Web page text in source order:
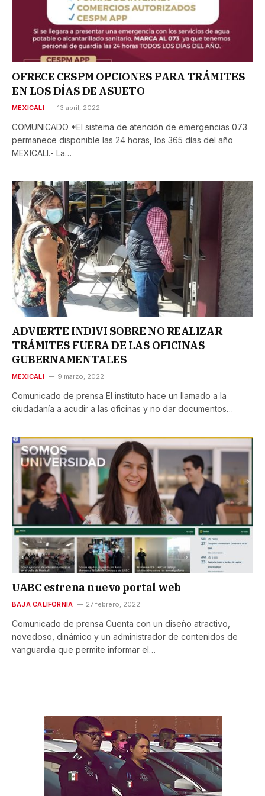
OFRECE CESPM OPCIONES PARA TRÁMITES
EN LOS DÍAS DE ASUETO
MEXICALI 13 abril, 2022
COMUNICADO *El sistema de atención de emergencias 073
permanece disponible las 24 horas, los 365 días del año
MEXICALI.- La…
ADVIERTE INDIVI SOBRE NO REALIZAR
TRÁMITES FUERA DE LAS OFICINAS
GUBERNAMENTALES
MEXICALI 9 marzo, 2022
Comunicado de prensa El instituto hace un llamado a la
ciudadanía a acudir a las oficinas y no dar documentos…
UABC estrena nuevo portal web
BAJA CALIFORNIA 27 febrero, 2022
Comunicado de prensa Cuenta con un diseño atractivo,
novedoso, dinámico y un administrador de contenidos de
vanguardia que permite informar el…